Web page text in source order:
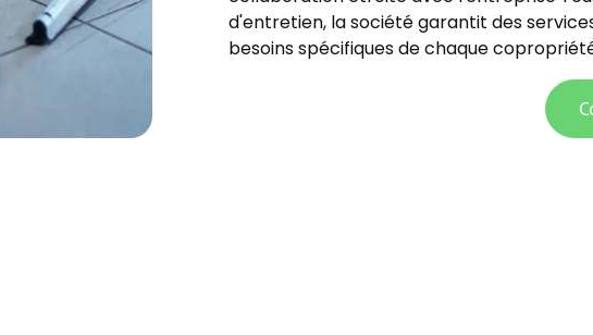
d'entretien, la société garantit des
besoins spécifiques de chaque